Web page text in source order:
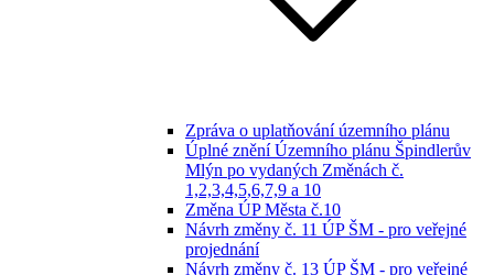
Zpráva o uplatňování územního plánu
Úplné znění Územního plánu Špindlerův
Mlýn po vydaných Změnách č.
1,2,3,4,5,6,7,9 a 10
Změna ÚP Města č.10
Návrh změny č. 11 ÚP ŠM - pro veřejné
projednání
Návrh změny č. 13 ÚP ŠM - pro veřejné